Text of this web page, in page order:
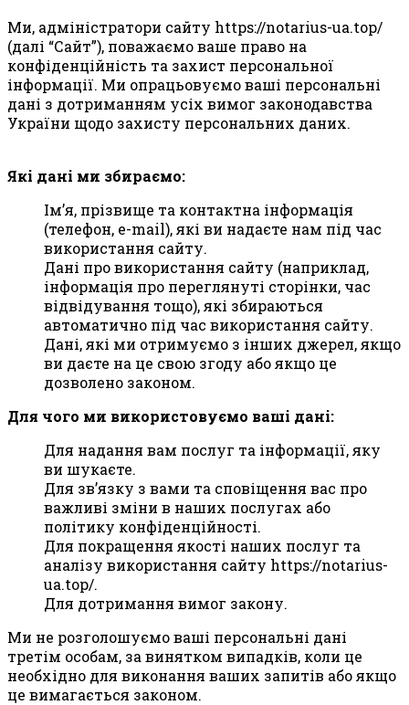
Ми, адміністратори сайту https://notarius-ua.top/
(далі “Сайт”), поважаємо ваше право на
конфіденційність та захист персональної
інформації. Ми опрацьовуємо ваші персональні
дані з дотриманням усіх вимог законодавства
України щодо захисту персональних даних.
Які дані ми збираємо:
Ім’я, прізвище та контактна інформація
(телефон, e-mail), які ви надаєте нам під час
використання сайту.
Дані про використання сайту (наприклад,
інформація про переглянуті сторінки, час
відвідування тощо), які збираються
автоматично під час використання сайту.
Дані, які ми отримуємо з інших джерел, якщо
ви даєте на це свою згоду або якщо це
дозволено законом.
Для чого ми використовуємо ваші дані:
Для надання вам послуг та інформації, яку
ви шукаєте.
Для зв’язку з вами та сповіщення вас про
важливі зміни в наших послугах або
політику конфіденційності.
Для покращення якості наших послуг та
аналізу використання сайту https://notarius-
ua.top/.
Для дотримання вимог закону.
Ми не розголошуємо ваші персональні дані
третім особам, за винятком випадків, коли це
необхідно для виконання ваших запитів або якщо
це вимагається законом.